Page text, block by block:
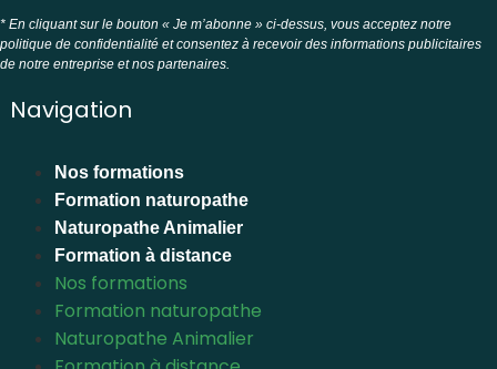
* En cliquant sur le bouton « Je m’abonne » ci-dessus, vous acceptez notre
politique de confidentialité et consentez à recevoir des informations publicitaires
de notre entreprise et nos partenaires.
Navigation
Nos formations
Formation naturopathe
Naturopathe Animalier
Formation à distance
Nos formations
Formation naturopathe
Naturopathe Animalier